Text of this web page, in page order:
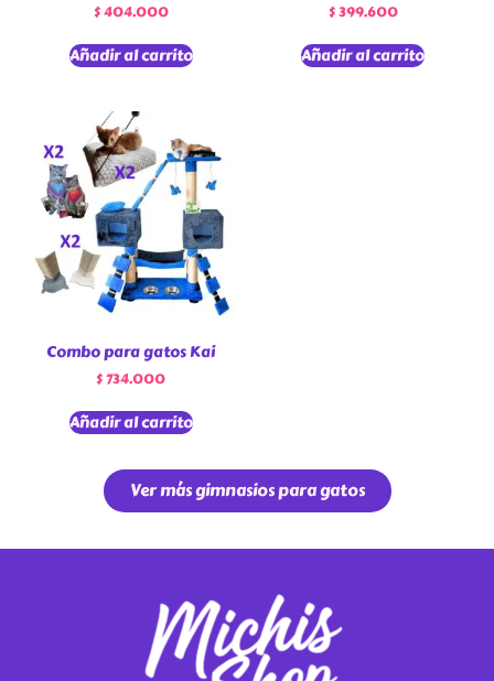
$404.000
Añadir al carrito
$399.600
Añadir al carrito
Combo para gatos Kai
$734.000
Añadir al carrito
Ver más gimnasios para gatos